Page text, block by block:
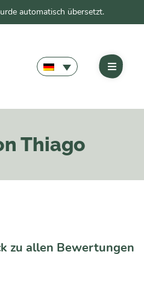
automatisch übersetzt.
Thiago
zu allen Bewertungen